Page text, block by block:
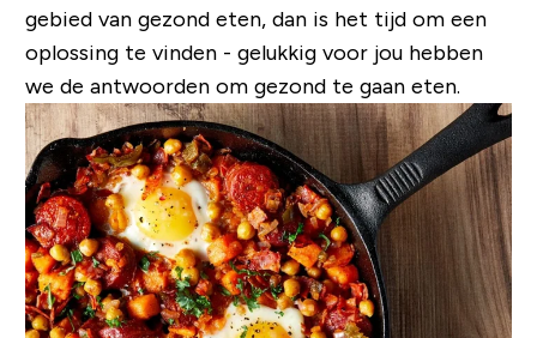
gebied van gezond eten, dan is het tijd om een ​​
oplossing te vinden - gelukkig voor jou hebben
we de antwoorden om gezond te gaan eten.